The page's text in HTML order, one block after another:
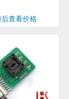
后查看价格